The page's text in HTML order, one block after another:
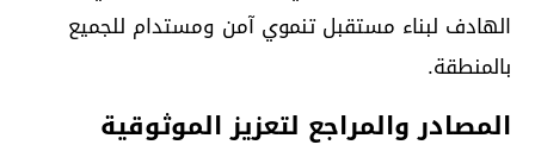
الهادف لبناء مستقبل تنموي آمن ومستدام للجميع
بالمنطقة.
المصادر والمراجع لتعزيز الموثوقية